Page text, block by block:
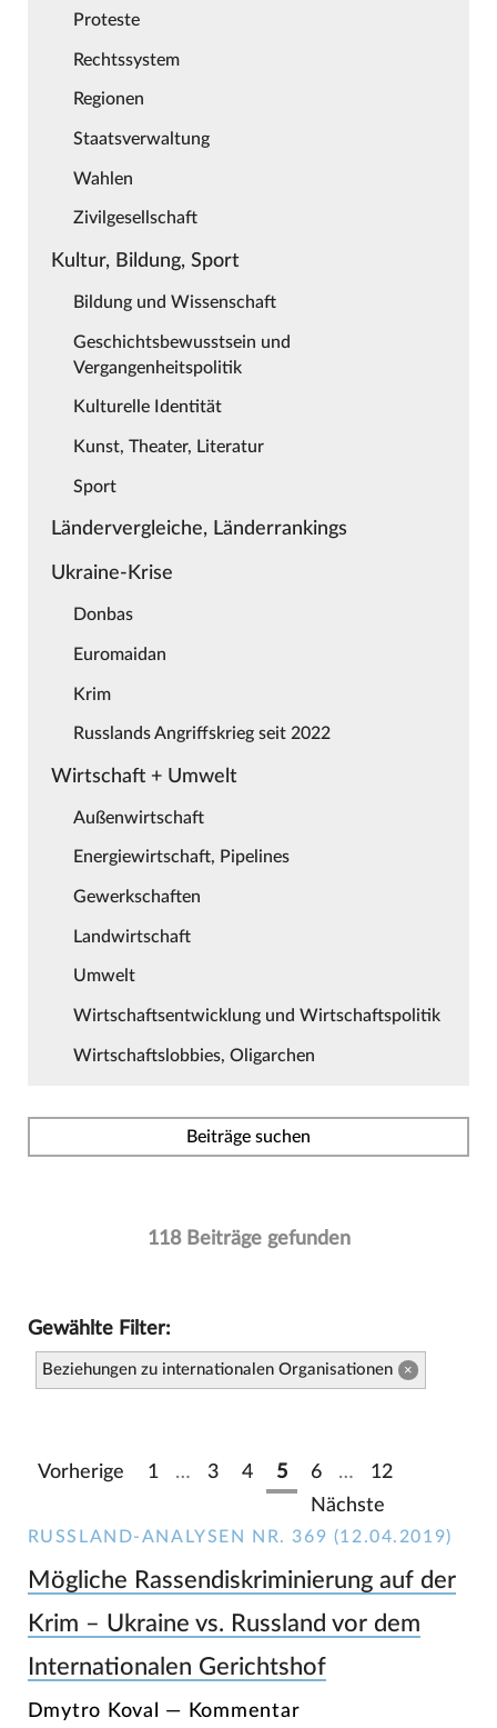
Proteste
Rechtssystem
Regionen
Staatsverwaltung
Wahlen
Zivilgesellschaft
Kultur, Bildung, Sport
Bildung und Wissenschaft
Geschichtsbewusstsein und
Vergangenheitspolitik
Kulturelle Identität
Kunst, Theater, Literatur
Sport
Ländervergleiche, Länderrankings
Ukraine-Krise
Donbas
Euromaidan
Krim
Russlands Angriffskrieg seit 2022
Wirtschaft + Umwelt
Außenwirtschaft
Energiewirtschaft, Pipelines
Gewerkschaften
Landwirtschaft
Umwelt
Wirtschaftsentwicklung und Wirtschaftspolitik
Wirtschaftslobbies, Oligarchen
Beiträge suchen
118 Beiträge gefunden
Gewählte Filter:
Beziehungen zu internationalen Organisationen ×
Vorherige 1 … 3 4 5 6 …
12
Nächste
RUSSLAND-ANALYSEN NR. 369 (12.04.2019)
Mögliche Rassendiskriminierung auf der
Krim – Ukraine vs. Russland vor dem
Internationalen Gerichtshof
Dmytro Koval — Kommentar